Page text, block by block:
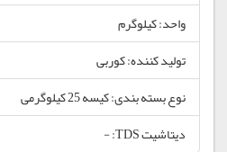
واحد: کیلوگرم
تولید کننده: کوربی
نوع بسته بندی: کیسه 25 کیلوگرمی
دیتاشیت TDS: -